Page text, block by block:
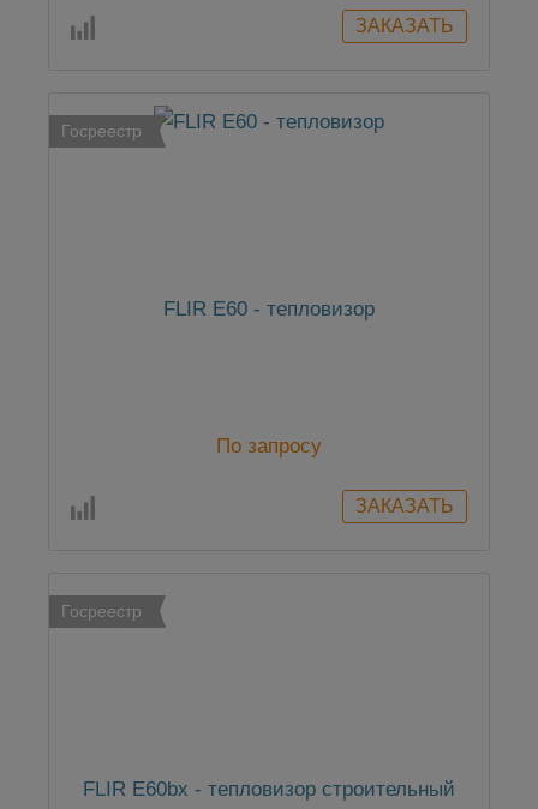
Госреестр
FLIR E60 - тепловизор
По запросу
Госреестр
FLIR E60bx - тепловизор строительный